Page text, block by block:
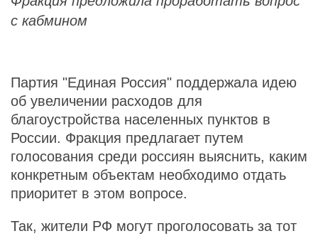
с кабмином
Партия "Единая Россия" поддержала идею
об увеличении расходов для
благоустройства населенных пунктов в
России. Фракция предлагает путем
голосования среди россиян выяснить, каким
конкретным объектам необходимо отдать
приоритет в этом вопросе.
Так, жители РФ могут проголосовать за тот